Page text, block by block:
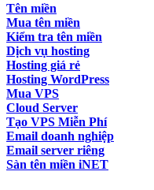
Tên miền
Mua tên miền
Kiểm tra tên miền
Dịch vụ hosting
Hosting giá rẻ
Hosting WordPress
Mua VPS
Cloud Server
Tạo VPS Miễn Phí
Email doanh nghiệp
Email server riêng
Sàn tên miền iNET